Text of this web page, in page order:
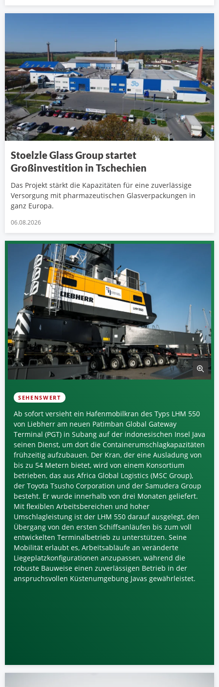
Stoelzle Glass Group startet
Großinvestition in Tschechien
Das Projekt stärkt die Kapazitäten für eine zuverlässige
Versorgung mit pharmazeutischen Glasverpackungen in
ganz Europa.
06.08.2026
SEHENSWERT
Ab sofort versieht ein Hafenmobilkran des Typs LHM 550
von Liebherr am neuen Patimban Global Gateway
Terminal (PGT) in Subang auf der indonesischen Insel Java
seinen Dienst, um dort die Containerumschlagkapazitäten
frühzeitig aufzubauen. Der Kran, der eine Ausladung von
bis zu 54 Metern bietet, wird von einem Konsortium
betrieben, das aus Africa Global Logistics (MSC Group),
der Toyota Tsusho Corporation und der Samudera Group
besteht. Er wurde innerhalb von drei Monaten geliefert.
Mit flexiblen Arbeitsbereichen und hoher
Umschlagleistung ist der LHM 550 darauf ausgelegt, den
Übergang von den ersten Schiffsanläufen bis zum voll
entwickelten Terminalbetrieb zu unterstützen. Seine
Mobilität erlaubt es, Arbeitsabläufe an veränderte
Liegeplatzkonfigurationen anzupassen, während die
robuste Bauweise einen zuverlässigen Betrieb in der
anspruchsvollen Küstenumgebung Javas gewährleistet.